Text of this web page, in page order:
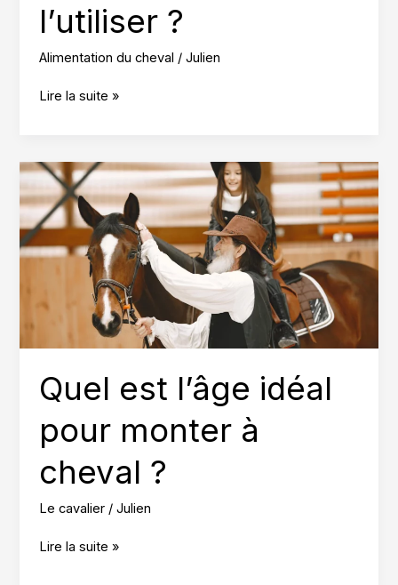
l’utiliser ?
Alimentation du cheval /Julien
Likit
bien
l’utiliser
?
Lire la suite »
Quel est l’âge idéal
pour monter à
cheval ?
Le cavalier /Julien
Quel
Lire la suite »